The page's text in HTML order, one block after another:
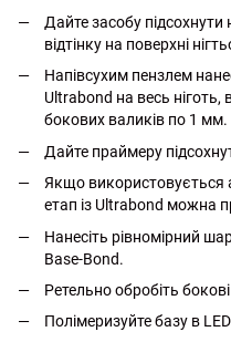
Дайте засобу підсохнути
відтінку на поверхні
Напівсухим пензлем
Ultrabond на весь ніготь,
бокових валиків по 1 мм.
Дайте праймеру
Якщо використовується
етап із Ultrabond можна
Нанесіть рівномірний
Base-Bond.
Ретельно обробіть
Полімеризуйте базу в